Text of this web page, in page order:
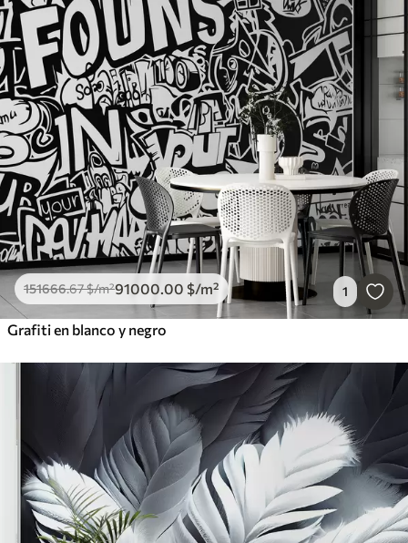
151666.67$/m²91000.00 $/m² 1
Grafiti en blanco y negro